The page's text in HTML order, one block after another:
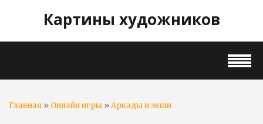
Картины художников
Главная » Онлайн игры »Аркады и экшн